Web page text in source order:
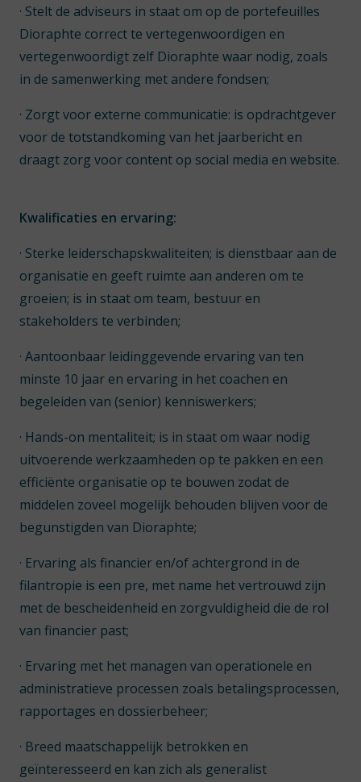
· Stelt de adviseurs in staat om op de portefeuilles
Dioraphte correct te vertegenwoordigen en
vertegenwoordigt zelf Dioraphte waar nodig, zoals
in de samenwerking met andere fondsen;
· Zorgt voor externe communicatie: is opdrachtgever
voor de totstandkoming van het jaarbericht en
draagt zorg voor content op social media en website.
Kwalificaties en ervaring:
· Sterke leiderschapskwaliteiten; is dienstbaar aan de
organisatie en geeft ruimte aan anderen om te
groeien; is in staat om team, bestuur en
stakeholders te verbinden;
· Aantoonbaar leidinggevende ervaring van ten
minste 10 jaar en ervaring in het coachen en
begeleiden van (senior) kenniswerkers;
· Hands-on mentaliteit; is in staat om waar nodig
uitvoerende werkzaamheden op te pakken en een
efficiënte organisatie op te bouwen zodat de
middelen zoveel mogelijk behouden blijven voor de
begunstigden van Dioraphte;
· Ervaring als financier en/of achtergrond in de
filantropie is een pre, met name het vertrouwd zijn
met de bescheidenheid en zorgvuldigheid die de rol
van financier past;
· Ervaring met het managen van operationele en
administratieve processen zoals betalingsprocessen,
rapportages en dossierbeheer;
· Breed maatschappelijk betrokken en
geïnteresseerd en kan zich als generalist